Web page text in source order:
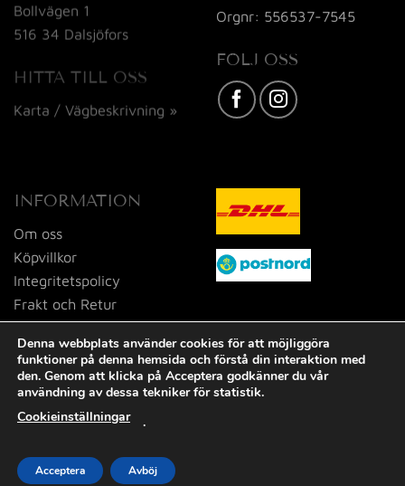
Bollvägen 1
516 34 Dalsjöfors
HITTA TILL OSS
Karta / Vägbeskrivning »
Orgnr: 556537-7545
FÖLJ OSS
INFORMATION
Om oss
Köpvillkor
Integritetspolicy
Frakt och Retur
Kontakta oss
2026 © Tid och Doft i Dalsjöfors AB
Denna webbplats använder cookies för att möjliggöra
funktioner på denna hemsida och förstå din interaktion med
den. Genom att klicka på Acceptera godkänner du vår
användning av dessa tekniker för statistik.
Cookieinställningar
.
Acceptera Avböj